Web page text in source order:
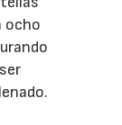
ocho